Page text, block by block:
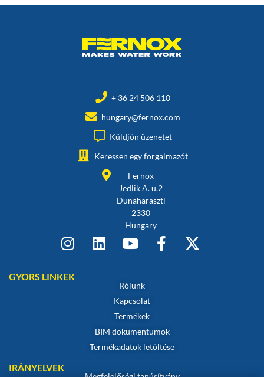
+ 36 24 506 110
hungary@fernox.com
Küldjön üzenetet
Keressen egy forgalmazót
Fernox
Jedlik A. u.2
Dunaharaszti
2330
Hungary
GYORS LINKEK
Rólunk
Kapcsolat
Termékek
BIM dokumentumok
Termékadatok letöltése
IRÁNYELVEK